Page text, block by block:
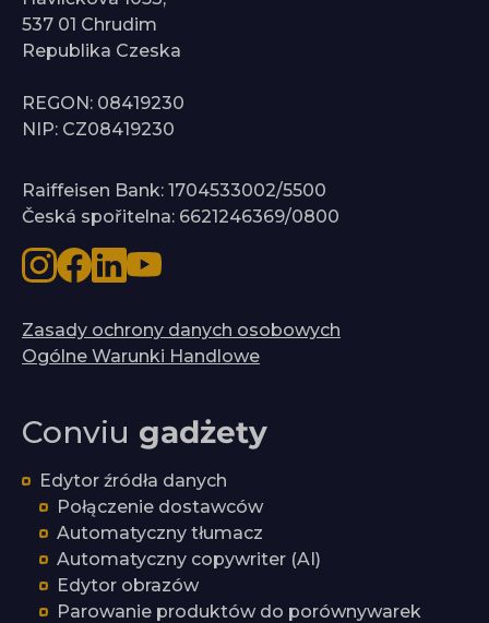
537 01 Chrudim
Republika Czeska
REGON: 08419230
NIP: CZ08419230
Raiffeisen Bank: 1704533002/5500
Česká spořitelna: 6621246369/0800
Zasady ochrony danych osobowych
Ogólne Warunki Handlowe
Conviu gadżety
Edytor źródła danych
Połączenie dostawców
Automatyczny tłumacz
Automatyczny copywriter (AI)
Edytor obrazów
Parowanie produktów do porównywarek